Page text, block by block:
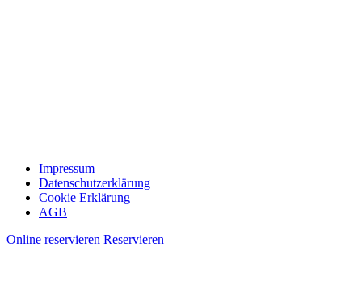
Impressum
Datenschutzerklärung
Cookie Erklärung
AGB
Online reservieren Reservieren